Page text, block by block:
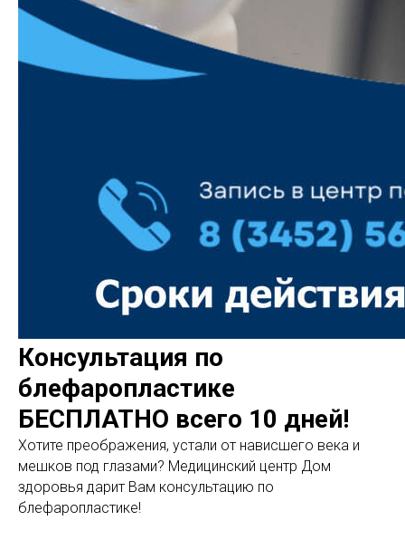
Консультация по
блефаропластике
БЕСПЛАТНО всего 10 дней!
Хотите преображения, устали от нависшего века и
мешков под глазами? Медицинский центр Дом
здоровья дарит Вам консультацию по
блефаропластике!